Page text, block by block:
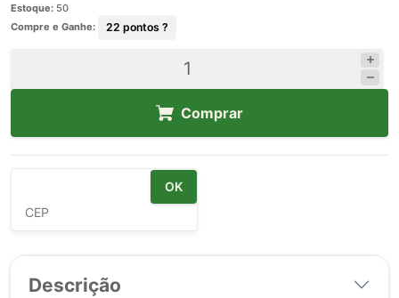
Estoque: 50
Compre e Ganhe:
22 pontos ?
Comprar
OK
Descrição